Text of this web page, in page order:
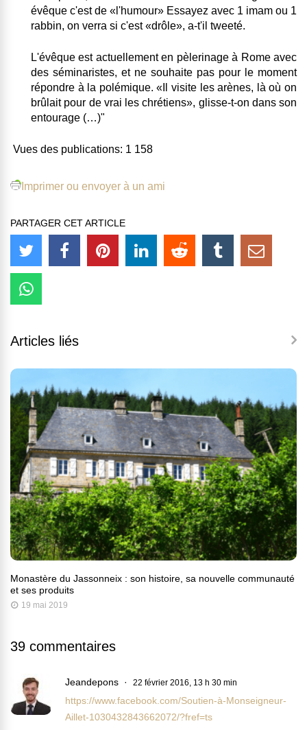
évêque c'est de «l'humour» Essayez avec 1 imam ou 1
rabbin, on verra si c'est «drôle», a-t'il tweeté.
L'évêque est actuellement en pèlerinage à Rome avec
des séminaristes, et ne souhaite pas pour le moment
répondre à la polémique. « Il visite les arènes, là où on
brûlait pour de vrai les chrétiens», glisse-t-on dans son
entourage (…)"
Vues des publications: 1 158
Imprimer ou envoyer à un ami
PARTAGER CET ARTICLE
Articles liés
Monastère du Jassonneix : son histoire, sa nouvelle communauté
et ses produits
19 mai 2019
39 commentaires
Jeandepons 22 février 2016, 13 h 30 min
https://www.facebook.com/Soutien-à-Monseigneur-
Aillet-1030432843662072/?fref=ts